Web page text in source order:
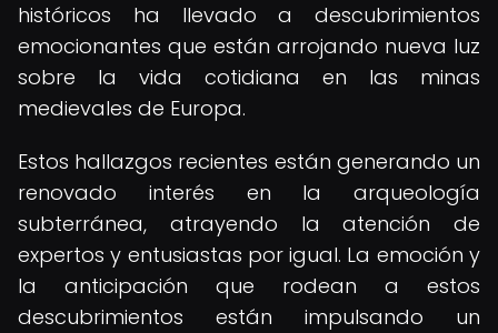
históricos ha llevado a descubrimientos
emocionantes que están arrojando nueva luz
sobre la vida cotidiana en las minas
medievales de Europa.
Estos hallazgos recientes están generando un
renovado interés en la arqueología
subterránea, atrayendo la atención de
expertos y entusiastas por igual. La emoción y
la anticipación que rodean a estos
descubrimientos están impulsando un